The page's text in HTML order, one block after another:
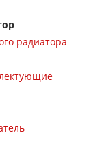
радиатора